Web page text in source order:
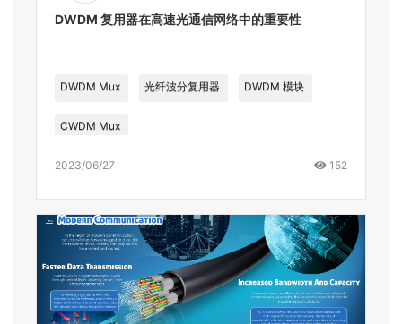
DWDM 复用器在高速光通信网络中的重要性
DWDM Mux 光纤波分复用器 DWDM 模块
CWDM Mux
2023/06/27 152